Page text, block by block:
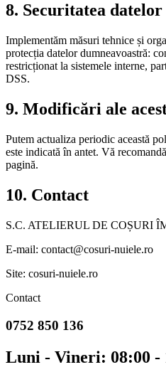
8. Securitatea datelor
Implementăm măsuri tehnice și
protecția datelor dumneavoastră:
restricționat la sistemele interne,
DSS.
9. Modificări ale
Putem actualiza periodic această
este indicată în antet. Vă
pagină.
10. Contact
S.C. ATELIERUL DE COȘURI
E-mail: contact@cosuri-nuiele.ro
Site: cosuri-nuiele.ro
Contact
0752 850 136
Luni - Vineri: 08:00 -